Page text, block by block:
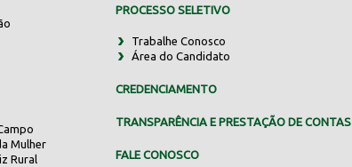
Mulher
Rural
PROCESSO SELETIVO
Trabalhe Conosco
Área do Candidato
CREDENCIAMENTO
TRANSPARÊNCIA E PRESTAÇÃO DE CONTAS
FALE CONOSCO